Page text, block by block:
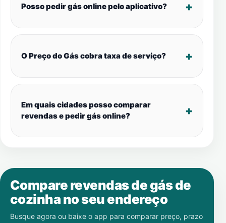
Posso pedir gás online pelo aplicativo?
O Preço do Gás cobra taxa de serviço?
Em quais cidades posso comparar
revendas e pedir gás online?
Compare revendas de gás de
cozinha no seu endereço
Busque agora ou baixe o app para comparar preço, prazo